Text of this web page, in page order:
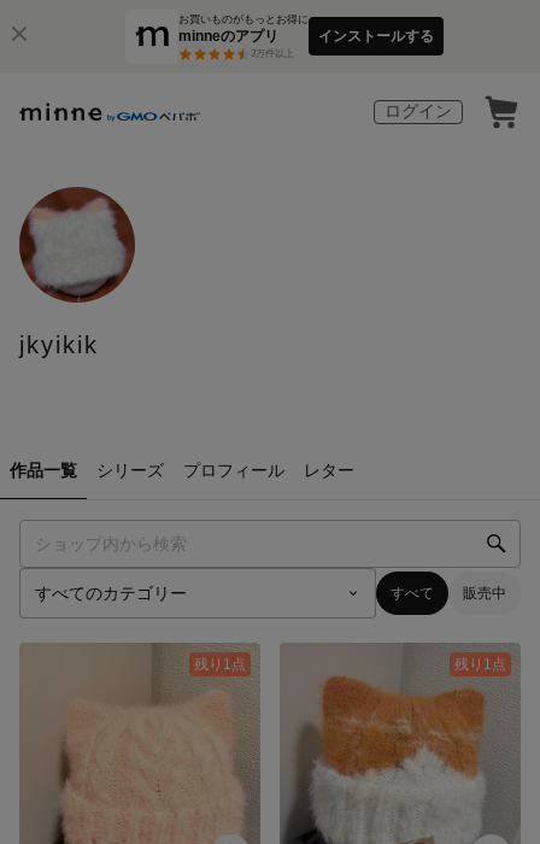
お買いものがもっとお得に
minneのアプリ
3万件以上
インストールする
ログイン
jkyikik
作品一覧 シリーズ プロフィール レター
すべて 販売中
残り1点 残り1点